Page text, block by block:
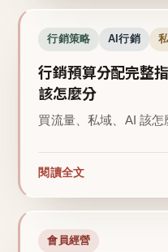
行銷策略 AI行銷
行銷預算分配完整
該怎麼分
買流量、私域、AI 該怎
閱讀全文
會員經營